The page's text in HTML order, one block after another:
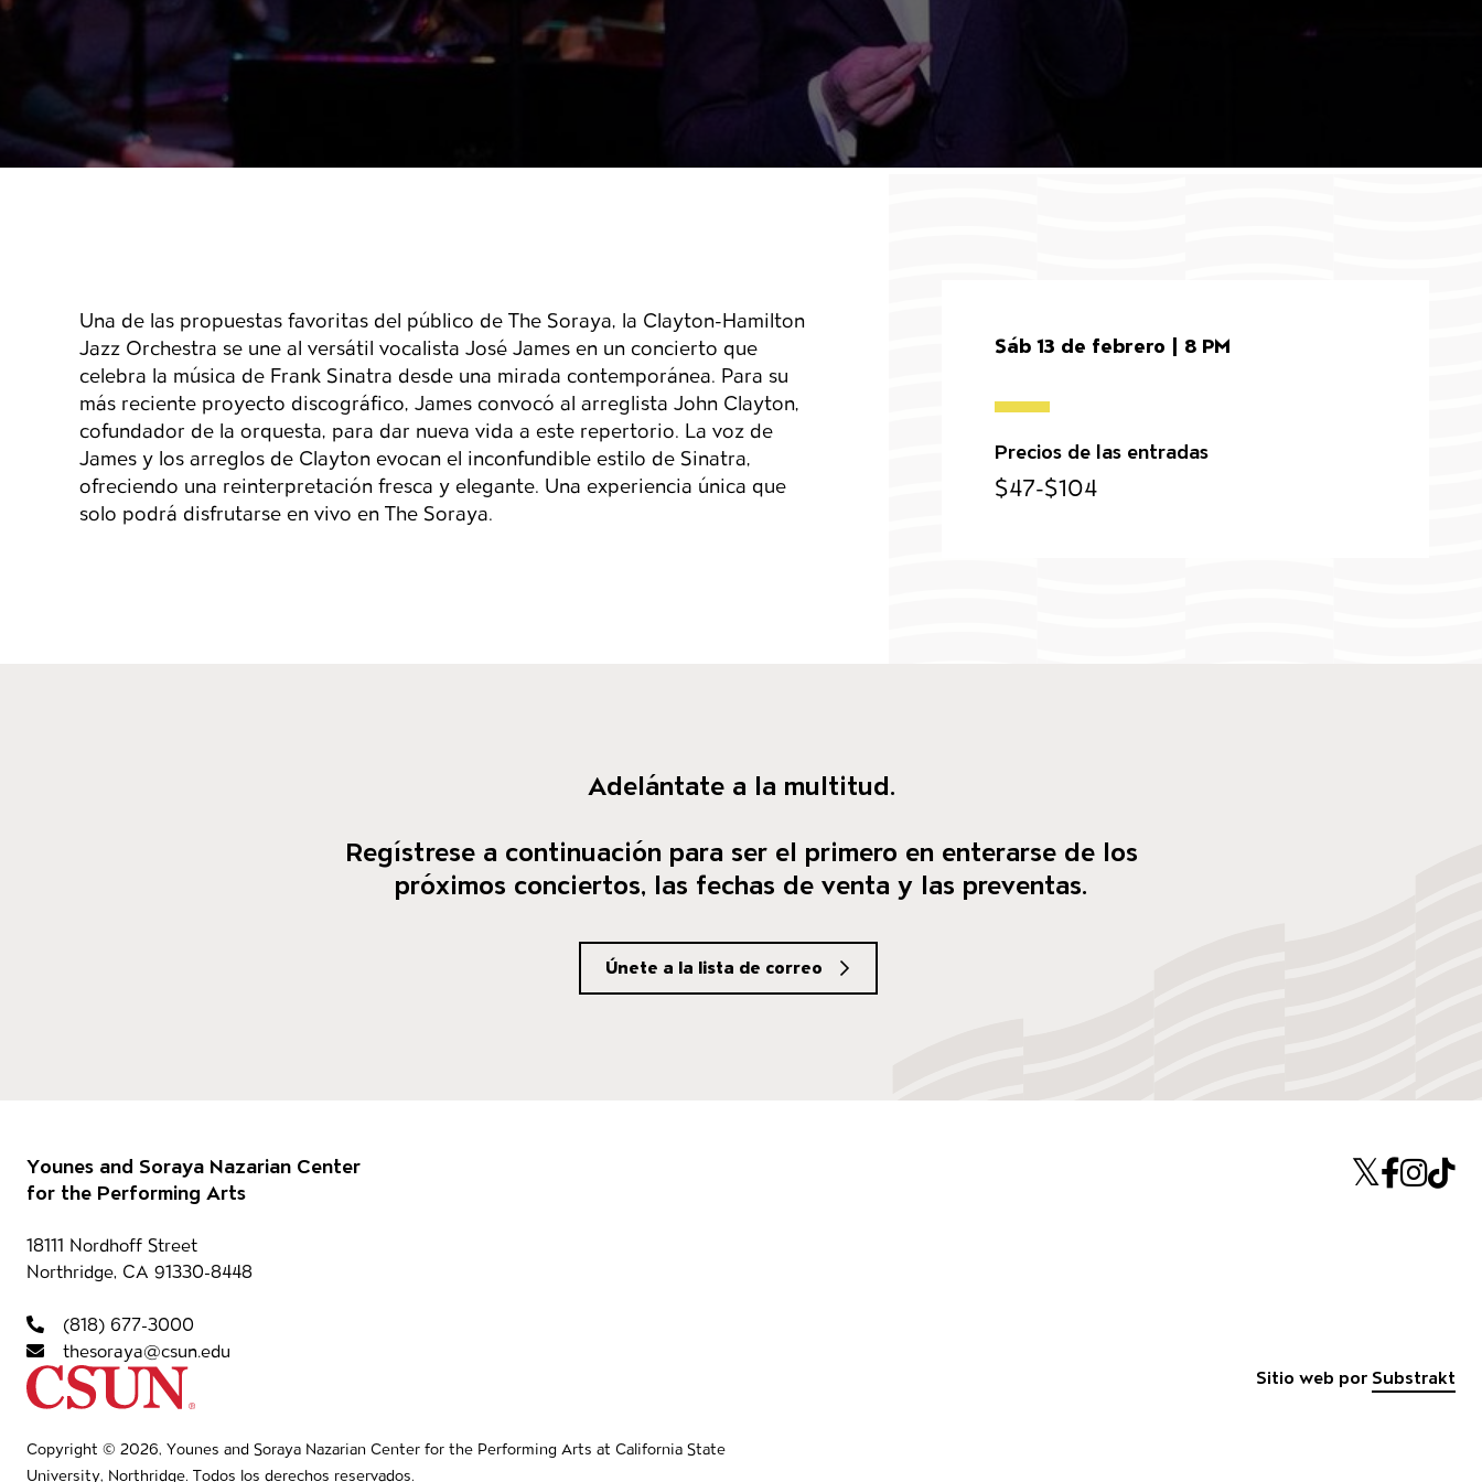
Una de las propuestas favoritas del público de The Soraya, la Clayton-Hamilton
Jazz Orchestra se une al versátil vocalista José James en un concierto que
celebra la música de Frank Sinatra desde una mirada contemporánea. Para su
más reciente proyecto discográfico, James convocó al arreglista John Clayton,
cofundador de la orquesta, para dar nueva vida a este repertorio. La voz de
James y los arreglos de Clayton evocan el inconfundible estilo de Sinatra,
ofreciendo una reinterpretación fresca y elegante. Una experiencia única que
solo podrá disfrutarse en vivo en The Soraya.
Sáb 13 de febrero | 8 PM
Precios de las entradas
$47-$104
Adelántate a la multitud.
Regístrese a continuación para ser el primero en enterarse de los
próximos conciertos, las fechas de venta y las preventas.
Únete a la lista de correo
Pie de página
Younes and Soraya Nazarian Center
for the Performing Arts
Información del contacto
18111 Nordhoff Street
Northridge, CA 91330-8448
(818) 677-3000
thesoraya@csun.edu
Twitter
Copyright © 2026, Younes and Soraya Nazarian Center for the Performing Arts at California State
University, Northridge. Todos los derechos reservados.
Sitio web por Substrakt